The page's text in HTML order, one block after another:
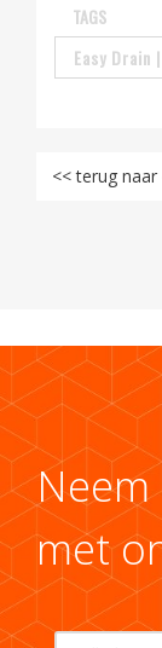
TAGS
Easy Drain
<< terug
met